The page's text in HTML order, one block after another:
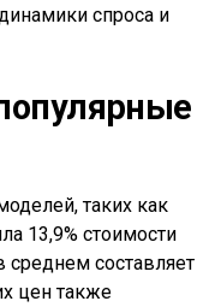
спроса и
таких как
13,9% стоимости
среднем составляет
цен также